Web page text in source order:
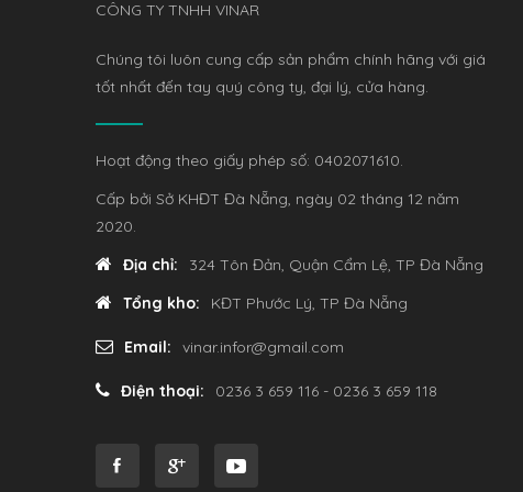
CÔNG TY TNHH VINAR
Chúng tôi luôn cung cấp sản phẩm chính hãng với giá
tốt nhất đến tay quý công ty, đại lý, cửa hàng.
Hoạt động theo giấy phép số: 0402071610.
Cấp bởi Sở KHĐT Đà Nẵng, ngày 02 tháng 12 năm
2020.
Địa chỉ:
324 Tôn Đản, Quận Cẩm Lệ, TP Đà Nẵng
Tổng kho:
KĐT Phước Lý, TP Đà Nẵng
Email: vinar.infor@gmail.com
Điện thoại: 0236 3 659 116 - 0236 3 659 118